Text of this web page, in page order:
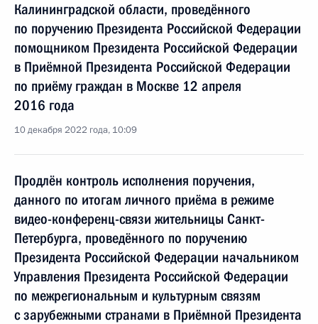
Калининградской области, проведённого
по поручению Президента Российской Федерации
помощником Президента Российской Федерации
в Приёмной Президента Российской Федерации
по приёму граждан в Москве 12 апреля
2016 года
10 декабря 2022 года, 10:09
Продлён контроль исполнения поручения,
данного по итогам личного приёма в режиме
видео-конференц-связи жительницы Санкт-
Петербурга, проведённого по поручению
Президента Российской Федерации начальником
Управления Президента Российской Федерации
по межрегиональным и культурным связям
с зарубежными странами в Приёмной Президента